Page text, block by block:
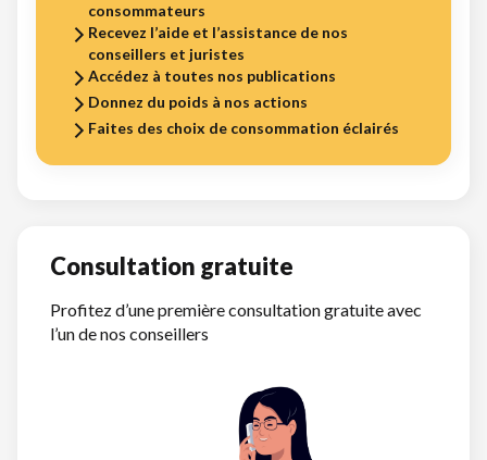
consommateurs
Recevez l’aide et l’assistance de nos
conseillers et juristes
Accédez à toutes nos publications
Donnez du poids à nos actions
Faites des choix de consommation éclairés
Consultation gratuite
Profitez d’une première consultation gratuite avec
l’un de nos conseillers